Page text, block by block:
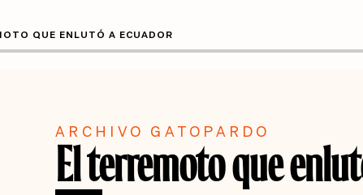
QUE ENLUTÓ A ECUADOR
ARCHIVO GATOPARDO
El terremoto que